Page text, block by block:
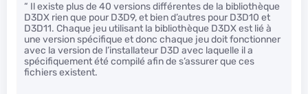
“ Il existe plus de 40 versions différentes de la bibliothèque
D3DX rien que pour D3D9, et bien d’autres pour D3D10 et
D3D11. Chaque jeu utilisant la bibliothèque D3DX est lié à
une version spécifique et donc chaque jeu doit fonctionner
avec la version de l’installateur D3D avec laquelle il a
spécifiquement été compilé afin de s’assurer que ces
fichiers existent.